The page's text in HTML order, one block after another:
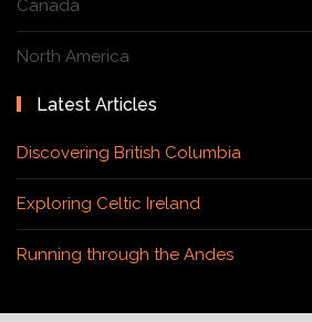
Canada
North America
Latest Articles
Discovering British Columbia
Exploring Celtic Ireland
Running through the Andes